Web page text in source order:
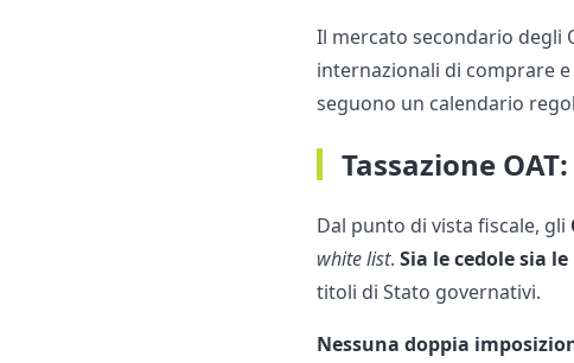
Il mercato secondario degli
internazionali di comprare
seguono un calendario
Tassazione
Dal punto di vista fiscale, gli
white list.Sia le cedole sia
titoli di Stato governativi.
Nessuna doppia